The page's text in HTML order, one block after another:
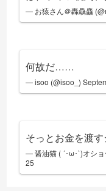
— お猿さん＠轟驫麤
何故だ……
— isoo (@isoo_)
そっとお金を渡す
— 醤油猫 ( ´･ω･`)オシ
25